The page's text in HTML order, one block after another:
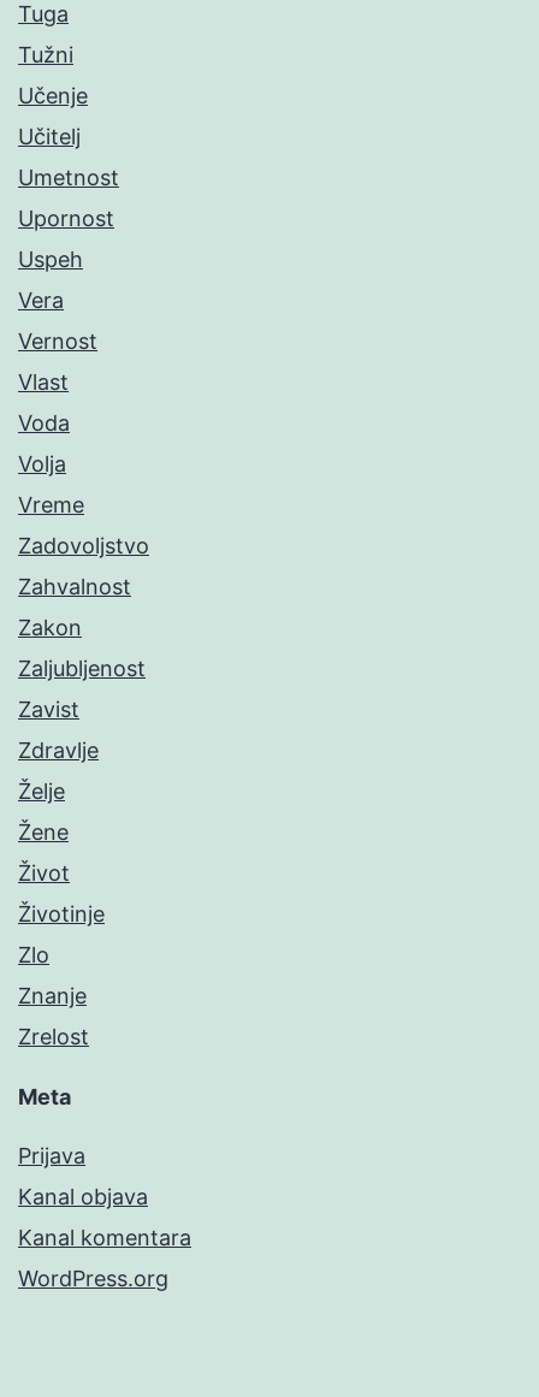
Tuga
Tužni
Učenje
Učitelj
Umetnost
Upornost
Uspeh
Vera
Vernost
Vlast
Voda
Volja
Vreme
Zadovoljstvo
Zahvalnost
Zakon
Zaljubljenost
Zavist
Zdravlje
Želje
Žene
Život
Životinje
Zlo
Znanje
Zrelost
Meta
Prijava
Kanal objava
Kanal komentara
WordPress.org